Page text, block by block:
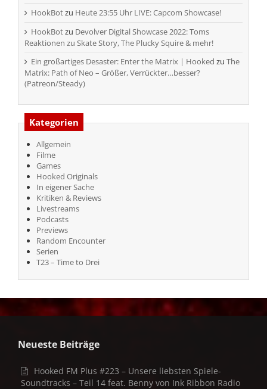
HookBotzu Heute 23:55 Uhr LIVE: Capcom Showcase!
HookBotzu Devolver Digital Showcase 2022: Toms
Reaktionen zu Skate Story, The Plucky Squire & mehr!
Ein großartiges Desaster: Enter the Matrix | Hooked zu The
Matrix: Path of Neo – Größer, Verrückter…besser?
(Patreon/Steady)
Kategorien
Allgemein
Filme
Games
Hooked Originals
In eigener Sache
Kritiken & Reviews
Livestreams
Podcasts
Previews
Random Encounter
Serien
T23 – Time to Drei
Neueste Beiträge
Hooked FM Plus #223 – Unsere liebsten Spiele-
Soundtracks – Teil 14 feat. Benny von Ink Ribbon Radio